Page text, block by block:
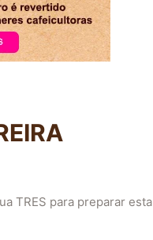
TRES para preparar esta